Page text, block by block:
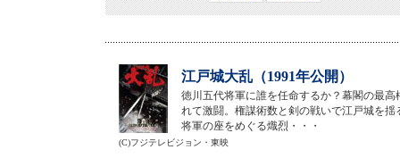
江戸城大乱（1991年公開）
徳川五代将軍に誰を任命するか？幕閣の最
れて激闘。権謀術数と剣の戦いで江戸城を
将軍の座をめぐる熾烈・・・
(C)フジテレビジョン・東映